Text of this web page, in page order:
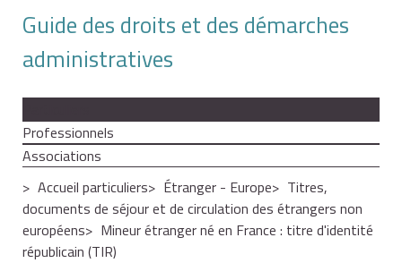
Guide des droits et des démarches
administratives
Professionnels
Associations
Accueil particuliers
Étranger - Europe
Titres,
documents de séjour et de circulation des étrangers non
européens
Mineur étranger né en France : titre d'identité
républicain (TIR)